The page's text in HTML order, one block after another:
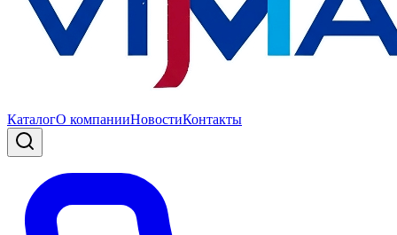
КаталогО компанииНовостиКонтакты